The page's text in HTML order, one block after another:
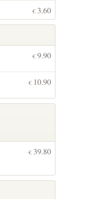
€ 3.60
€ 9.90
€ 10.90
€ 39.80